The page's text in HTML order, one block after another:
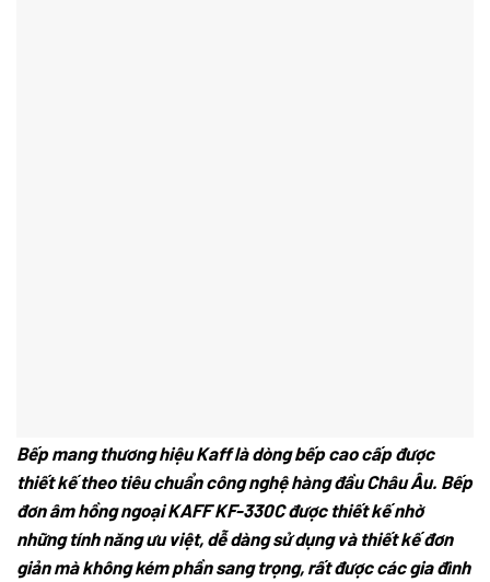
Bếp mang thương hiệu Kaff là dòng bếp cao cấp được
thiết kế theo tiêu chuẩn công nghệ hàng đầu Châu Âu. Bếp
đơn âm hồng ngoại KAFF KF-330C được thiết kế nhờ
những tính năng ưu việt, dễ dàng sử dụng và thiết kế đơn
giản mà không kém phần sang trọng, rất được các gia đình